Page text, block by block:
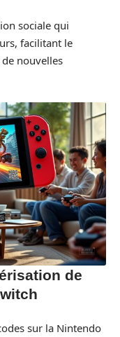
sociale qui
facilitant le
nouvelles
de
sur la Nintendo